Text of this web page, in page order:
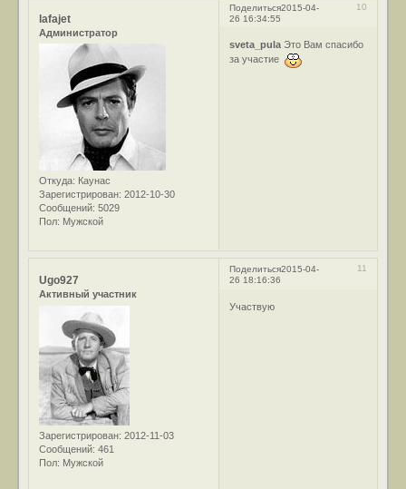
Поделиться 10
2015-04-
26 16:34:55
lafajet
Администратор
Откуда: Каунас
Зарегистрирован: 2012-10-30
Сообщений: 5029
Пол: Мужской
sveta_pula Это Вам спасибо
за участие
Поделиться 11
2015-04-
26 18:16:36
Ugo927
Активный участник
Зарегистрирован: 2012-11-03
Сообщений: 461
Пол: Мужской
Участвую